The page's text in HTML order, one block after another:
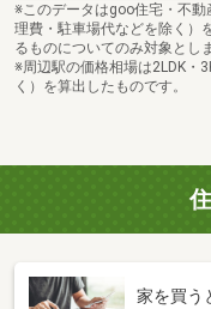
※このデータはgoo住宅・不
理費・駐車場代などを除く）
るものについてのみ対象とし
※周辺駅の価格相場は2LDK・
く）を算出したものです。
家を買う